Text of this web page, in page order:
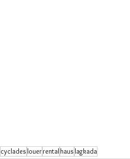
cyclades louerrentalhaus lagkada